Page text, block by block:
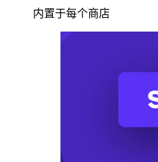
内置于每个商店